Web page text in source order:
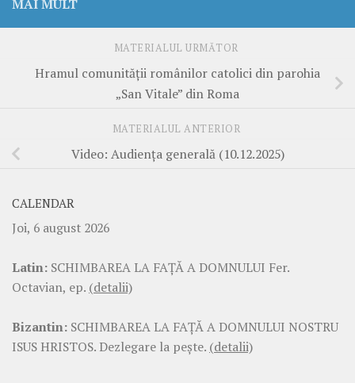
MAI MULT
MATERIALUL URMĂTOR
Hramul comunității românilor catolici din parohia
„San Vitale” din Roma
MATERIALUL ANTERIOR
Video: Audiența generală (10.12.2025)
CALENDAR
Joi, 6 august 2026
Latin: SCHIMBAREA LA FAŢĂ A DOMNULUI Fer.
Octavian, ep. (detalii)
Bizantin: SCHIMBAREA LA FAŢĂ A DOMNULUI NOSTRU
ISUS HRISTOS. Dezlegare la pește. (detalii)